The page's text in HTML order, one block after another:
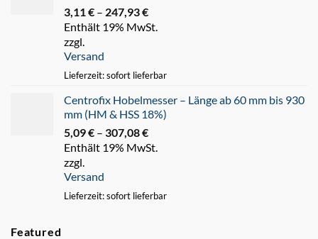
3,11€ – 247,93€
3,11 €
Enthält 19% MwSt.
zzgl.
Versand
Lieferzeit: sofort lieferbar
Centrofix Hobelmesser – Länge ab 60 mm bis 930
mm (HM & HSS 18%)
5,09€ – 307,08€
5,09 €
Enthält 19% MwSt.
zzgl.
Versand
Lieferzeit: sofort lieferbar
Featured